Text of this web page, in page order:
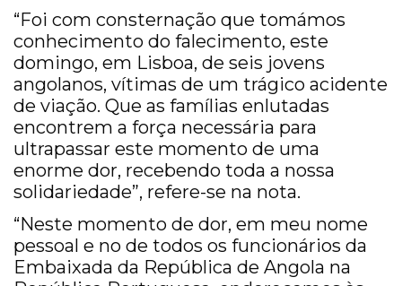
“Foi com consternação que tomámos
conhecimento do falecimento, este
domingo, em Lisboa, de seis jovens
angolanos, vítimas de um trágico acidente
de viação. Que as famílias enlutadas
encontrem a força necessária para
ultrapassar este momento de uma
enorme dor, recebendo toda a nossa
solidariedade”, refere-se na nota.
“Neste momento de dor, em meu nome
pessoal e no de todos os funcionários da
Embaixada da República de Angola na